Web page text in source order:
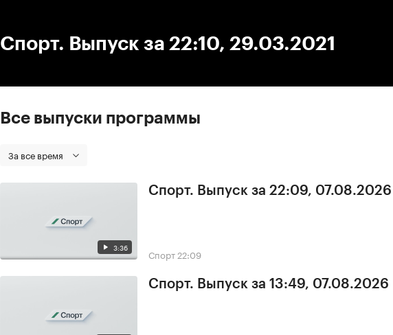
Спорт. Выпуск за 22:10, 29.03.2021
Все выпуски программы
За все время
3:36
Спорт. Выпуск за 22:09, 07.08.2026
Спорт 22:09
Спорт. Выпуск за 13:49, 07.08.2026